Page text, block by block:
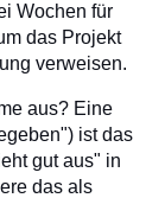
Wochen für
das Projekt
verweisen.
aus? Eine
ist das
gut aus" in
das als